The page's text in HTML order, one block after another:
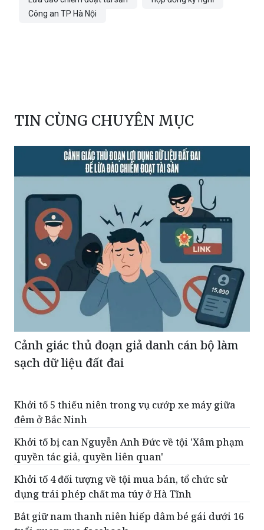
Công an TP Hà Nội
TIN CÙNG CHUYÊN MỤC
Cảnh giác thủ đoạn giả danh cán bộ làm
sạch dữ liệu đất đai
Khởi tố 5 thiếu niên trong vụ cướp xe máy giữa
đêm ở Bắc Ninh
Khởi tố bị can Nguyễn Anh Đức về tội 'Xâm phạm
quyền tác giả, quyền liên quan'
Khởi tố 4 đối tượng về tội mua bán, tổ chức sử
dụng trái phép chất ma túy ở Hà Tĩnh
Bắt giữ nam thanh niên hiếp dâm bé gái dưới 16